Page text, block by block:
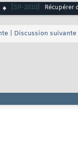
[SP-2010] Récupérer
Discussion suivante